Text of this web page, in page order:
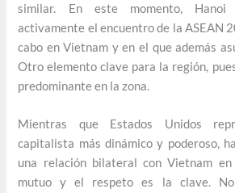
similar. En este momento, Hanoi
activamente el encuentro de la ASEAN
cabo en Vietnam y en el que además
Otro elemento clave para la región,
predominante en la zona.
Mientras que Estados Unidos
capitalista más dinámico y poderoso,
una relación bilateral con Vietnam
mutuo y el respeto es la clave.